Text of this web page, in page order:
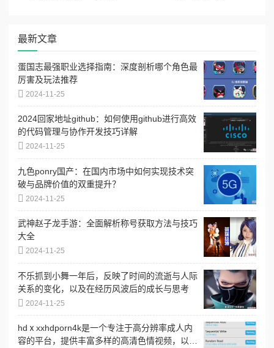
最新文章
蛋国志最强职业选择指南：深度剖析哪个角色最
厉害及玩法推荐
2024-11-25
2024回家地址github：如何使用github进行高效
的代码管理与协作开发技巧详解
2024-11-25
九色ponry国产：在国内市场中如何实现技术突
破与品牌价值的双重提升？
2024-11-25
武神赵子龙手游：全面解析称号获取方法与技巧
大全
2024-11-25
不乐抓到小舞一年后，反映了时间的流逝与人际
关系的变化，以及在经历风波后的成长与思考
2024-11-25
hdⅹxxhdporn4k是一个专注于高分辨率成人内
容的平台，提供丰富多样的高清色情视频，以满